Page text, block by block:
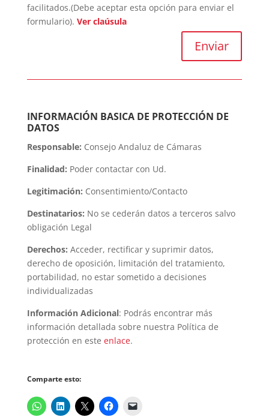
facilitados.(Debe aceptar esta opción para enviar el
formulario).Ver claúsula
Enviar
INFORMACIÓN BASICA DE PROTECCIÓN DE
DATOS
Responsable: Consejo Andaluz de Cámaras
Finalidad: Poder contactar con Ud.
Legitimación: Consentimiento/Contacto
Destinatarios: No se cederán datos a terceros salvo
obligación Legal
Derechos: Acceder, rectificar y suprimir datos,
derecho de oposición, limitación del tratamiento,
portabilidad, no estar sometido a decisiones
individualizadas
Información Adicional: Podrás encontrar más
información detallada sobre nuestra Política de
protección en este enlace.
Comparte esto: